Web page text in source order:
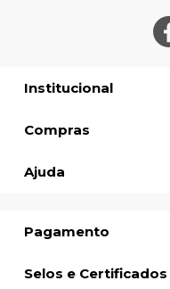
Institucional
Compras
Ajuda
Pagamento
Selos e Certificados